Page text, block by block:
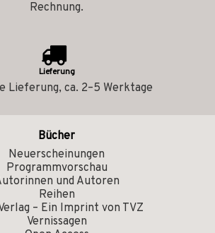
Rechnung.
Lieferung
Lieferung, ca. 2–5 Werktage
Bücher
Neuerscheinungen
Programmvorschau
und Autoren
Reihen
– Ein Imprint von TVZ
Vernissagen